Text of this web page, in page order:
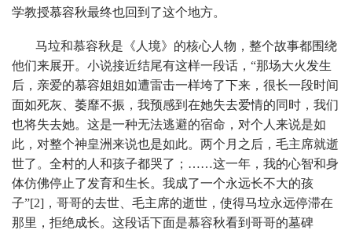
学教授慕容秋最终也回到了这个地方。
马垃和慕容秋是《人境》的核心人物，整个故事都围绕
他们来展开。小说接近结尾有这样一段话，“那场大火发生
后，亲爱的慕容姐姐如遭雷击一样垮了下来，很长一段时间
面如死灰、萎靡不振，我预感到在她失去爱情的同时，我们
也将失去她。这是一种无法逃避的宿命，对个人来说是如
此，对整个神皇洲来说也是如此。两个月之后，毛主席就逝
世了。全村的人和孩子都哭了；……这一年，我的心智和身
体仿佛停止了发育和生长。我成了一个永远长不大的孩
子”[2]，哥哥的去世、毛主席的逝世，使得马垃永远停滞在
那里，拒绝成长。这段话下面是慕容秋看到哥哥的墓碑